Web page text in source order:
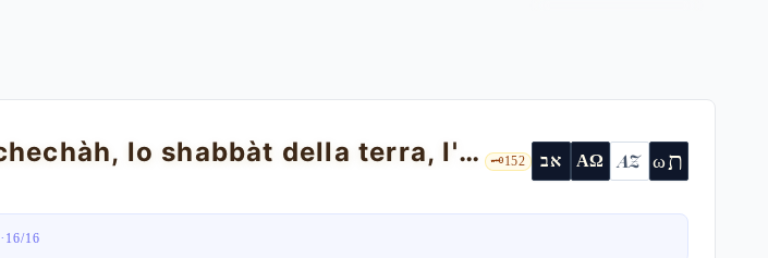
Levitico 26 — la tochechàh, lo shabbàt della terra, l'alleanza indefettibile 🗝️152 אב ΑΩ AZ ωת
· 16/16